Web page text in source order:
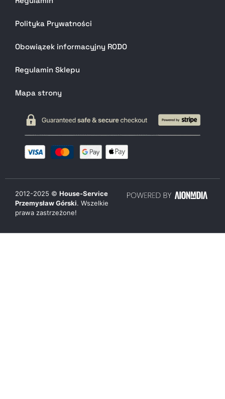
Polityka Prywatności
Obowiązek informacyjny RODO
Regulamin Sklepu
Mapa strony
2012-2025 © House-Service
Przemysław Górski. Wszelkie
prawa zastrzeżone!